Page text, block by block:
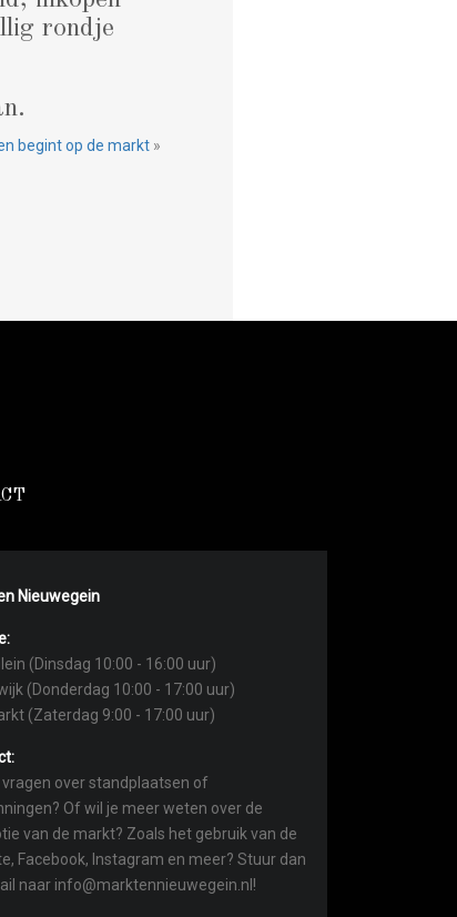
rondje
begint op de markt »
Nieuwegein
(Dinsdag 10:00 - 16:00 uur)
(Donderdag 10:00 - 17:00 uur)
(Zaterdag 9:00 - 17:00 uur)
vragen over standplaatsen of
Of wil je meer weten over de
van de markt? Zoals het gebruik van de
Facebook, Instagram en meer? Stuur dan
naar info@marktennieuwegein.nl!